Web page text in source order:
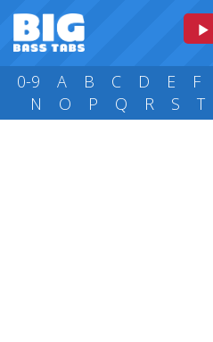
0-9 A B C D E F
N
O P Q R S T